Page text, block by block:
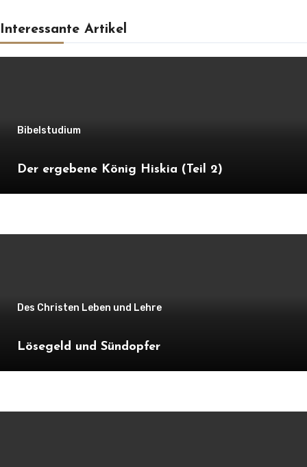
Interessante Artikel
Bibelstudium
Der ergebene König Hiskia (Teil 2)
Des Christen Leben und Lehre
Lösegeld und Sündopfer